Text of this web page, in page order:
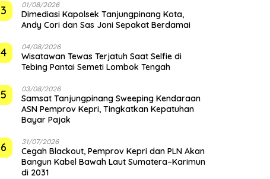
3 01/08/2026
Dimediasi Kapolsek Tanjungpinang Kota,
Andy Cori dan Sas Joni Sepakat Berdamai
4 04/08/2026
Wisatawan Tewas Terjatuh Saat Selfie di
Tebing Pantai Semeti Lombok Tengah
5 03/08/2026
Samsat Tanjungpinang Sweeping Kendaraan
ASN Pemprov Kepri, Tingkatkan Kepatuhan
Bayar Pajak
6 31/07/2026
Cegah Blackout, Pemprov Kepri dan PLN Akan
Bangun Kabel Bawah Laut Sumatera–Karimun
di 2031